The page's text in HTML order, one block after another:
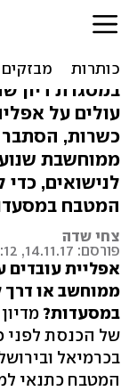
"מאגר
לסינון
במסגרת דיון
עולים על
כשרות,
ממוחשבת
לנישואים,
המטבח
צחי שדה
פורסם: 14.11.17, 15:12
אפליית עובדים
ממוחשב או דרך
במסעדות?
של הכנסת לפני
בכרמיאל
המטבח כתנאי